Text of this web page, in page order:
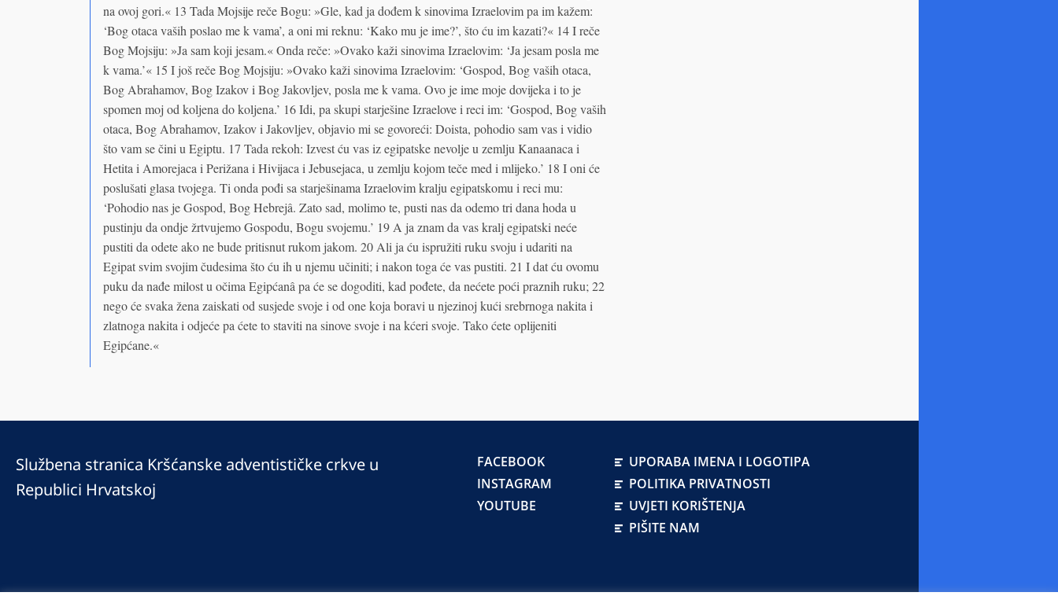
na ovoj gori.« 13 Tada Mojsije reče Bogu: »Gle, kad ja dođem k sinovima Izraelovim pa im kažem:
‘Bog otaca vaših poslao me k vama’, a oni mi reknu: ‘Kako mu je ime?’, što ću im kazati?« 14 I reče
Bog Mojsiju: »Ja sam koji jesam.« Onda reče: »Ovako kaži sinovima Izraelovim: ‘Ja jesam posla me
k vama.’« 15 I još reče Bog Mojsiju: »Ovako kaži sinovima Izraelovim: ‘Gospod, Bog vaših otaca,
Bog Abrahamov, Bog Izakov i Bog Jakovljev, posla me k vama. Ovo je ime moje dovijeka i to je
spomen moj od koljena do koljena.’ 16 Idi, pa skupi starješine Izraelove i reci im: ‘Gospod, Bog vaših
otaca, Bog Abrahamov, Izakov i Jakovljev, objavio mi se govoreći: Doista, pohodio sam vas i vidio
što vam se čini u Egiptu. 17 Tada rekoh: Izvest ću vas iz egipatske nevolje u zemlju Kanaanaca i
Hetita i Amorejaca i Perižana i Hivijaca i Jebusejaca, u zemlju kojom teče med i mlijeko.’ 18 I oni će
poslušati glasa tvojega. Ti onda pođi sa starješinama Izraelovim kralju egipatskomu i reci mu:
‘Pohodio nas je Gospod, Bog Hebrejâ. Zato sad, molimo te, pusti nas da odemo tri dana hoda u
pustinju da ondje žrtvujemo Gospodu, Bogu svojemu.’ 19 A ja znam da vas kralj egipatski neće
pustiti da odete ako ne bude pritisnut rukom jakom. 20 Ali ja ću ispružiti ruku svoju i udariti na
Egipat svim svojim čudesima što ću ih u njemu učiniti; i nakon toga će vas pustiti. 21 I dat ću ovomu
puku da nađe milost u očima Egipćanâ pa će se dogoditi, kad pođete, da nećete poći praznih ruku; 22
nego će svaka žena zaiskati od susjede svoje i od one koja boravi u njezinoj kući srebrnoga nakita i
zlatnoga nakita i odjeće pa ćete to staviti na sinove svoje i na kćeri svoje. Tako ćete oplijeniti
Egipćane.«
Službena stranica Kršćanske adventističke crkve u
Republici Hrvatskoj
FACEBOOK
INSTAGRAM
YOUTUBE
UPORABA IMENA I LOGOTIPA
POLITIKA PRIVATNOSTI
UVJETI KORIŠTENJA
PIŠITE NAM